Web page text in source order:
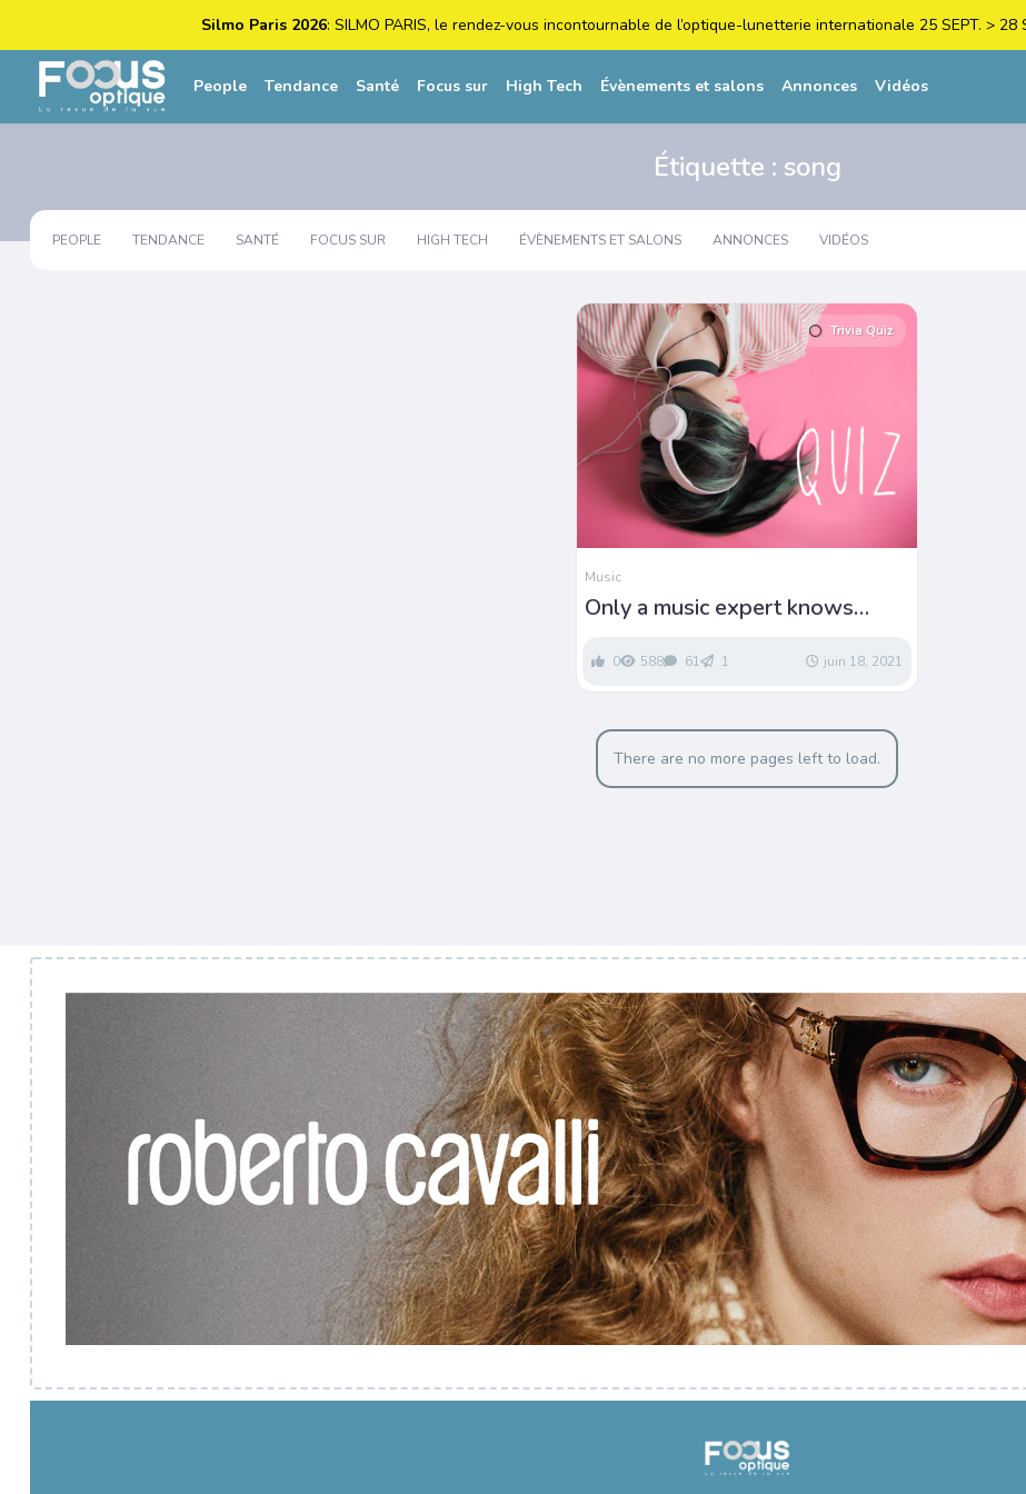
Silmo Paris 2026: SILMO PARIS, le rendez-vous incontournable de l’optique-lunetterie internationale 25 SEPT. > 28
People Tendance Santé Focus sur High Tech Évènements et salons Annonces Vidéos
Étiquette : song
PEOPLE TENDANCE SANTÉ FOCUS SUR HIGH TECH ÉVÈNEMENTS ET SALONS ANNONCES VIDÉOS
Trivia Quiz
Music
Only a music expert knows
singer ?
0 588 61 1 juin 18, 2021
There are no more pages left to load.